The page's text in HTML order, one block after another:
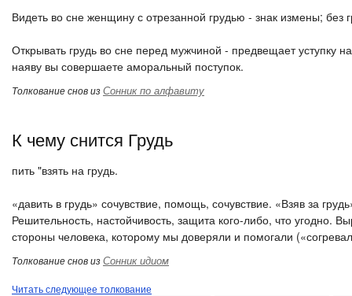
Видеть во сне женщину с отрезанной грудью - знак измены; без
Открывать грудь во сне перед мужчиной - предвещает уступку
наяву вы совершаете аморальный поступок.
Толкование снов изСонник по алфавиту
К чему снится Грудь
пить "взять на грудь.
«давить в грудь» сочувствие, помощь, сочувствие. «Взяв за
Решительность, настойчивость, защита кого-либо, что угодно.
стороны человека, которому мы доверяли и помогали
Толкование снов изСонник идиом
Читать следующее толкование